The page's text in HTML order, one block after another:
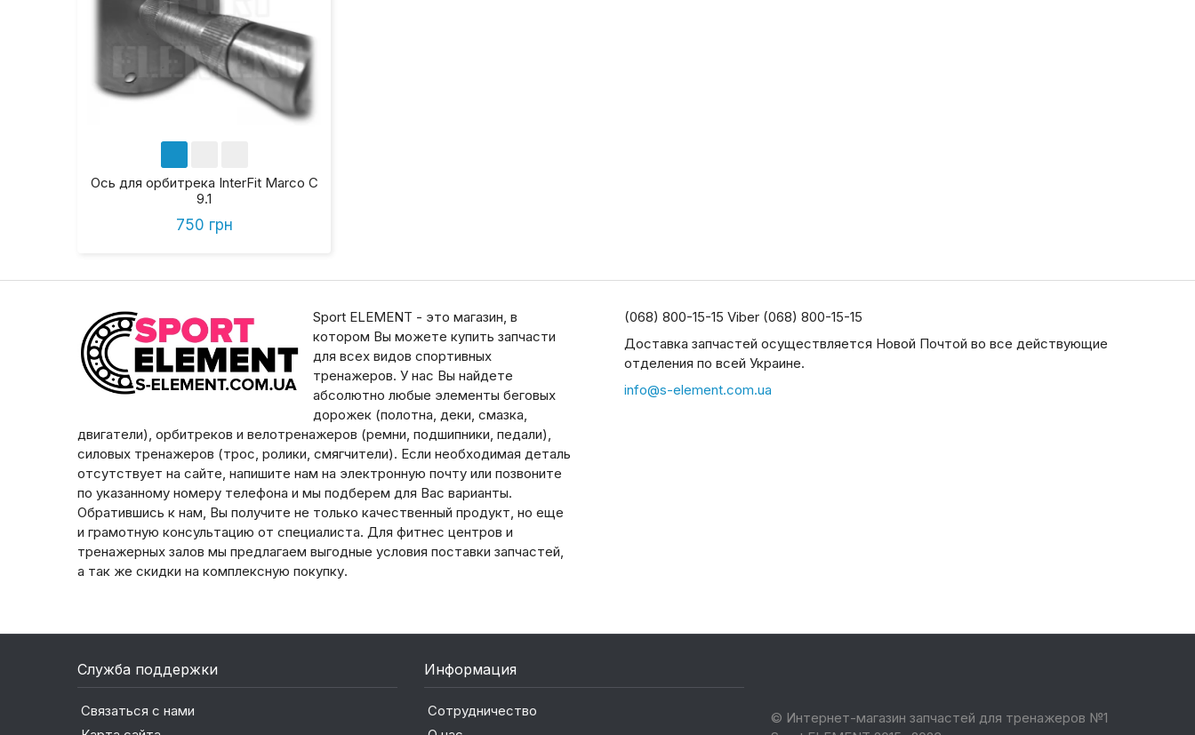
Ось для орбитрека InterFit Marco C
9.1
750 грн
Sport ELEMENT - это магазин, в
котором Вы можете купить запчасти
для всех видов спортивных
тренажеров. У нас Вы найдете
абсолютно любые элементы беговых
дорожек (полотна, деки, смазка,
двигатели), орбитреков и велотренажеров (ремни, подшипники, педали),
силовых тренажеров (трос, ролики, смягчители). Если необходимая деталь
отсутствует на сайте, напишите нам на электронную почту или позвоните
по указанному номеру телефона и мы подберем для Вас варианты.
Обратившись к нам, Вы получите не только качественный продукт, но еще
и грамотную консультацию от специалиста. Для фитнес центров и
тренажерных залов мы предлагаем выгодные условия поставки запчастей,
а так же скидки на комплексную покупку.
(068) 800-15-15 Viber (068) 800-15-15
Доставка запчастей осуществляется Новой Почтой во все действующие
отделения по всей Украине.
info@s-element.com.ua
Служба поддержки
Связаться с нами
Информация
Сотрудничество
© Интернет-магазин запчастей для тренажеров №1